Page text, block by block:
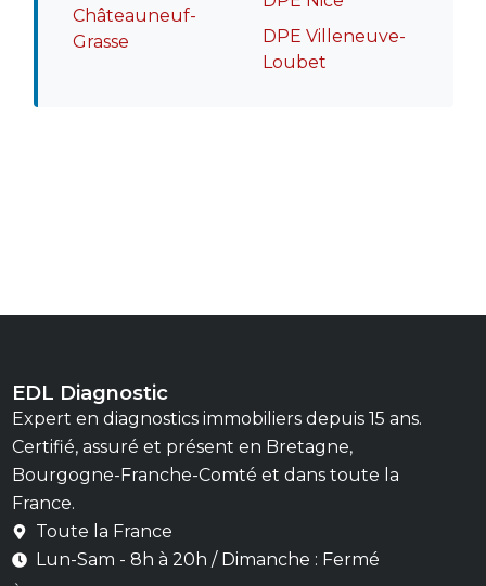
Châteauneuf-
Grasse
DPE Villeneuve-
Loubet
EDL Diagnostic
Expert en diagnostics immobiliers depuis 15 ans.
Certifié, assuré et présent en Bretagne,
Bourgogne-Franche-Comté et dans toute la
France.
Toute la France
Lun-Sam - 8h à 20h / Dimanche : Fermé